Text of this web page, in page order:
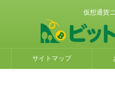
仮想通貨
サイトマップ